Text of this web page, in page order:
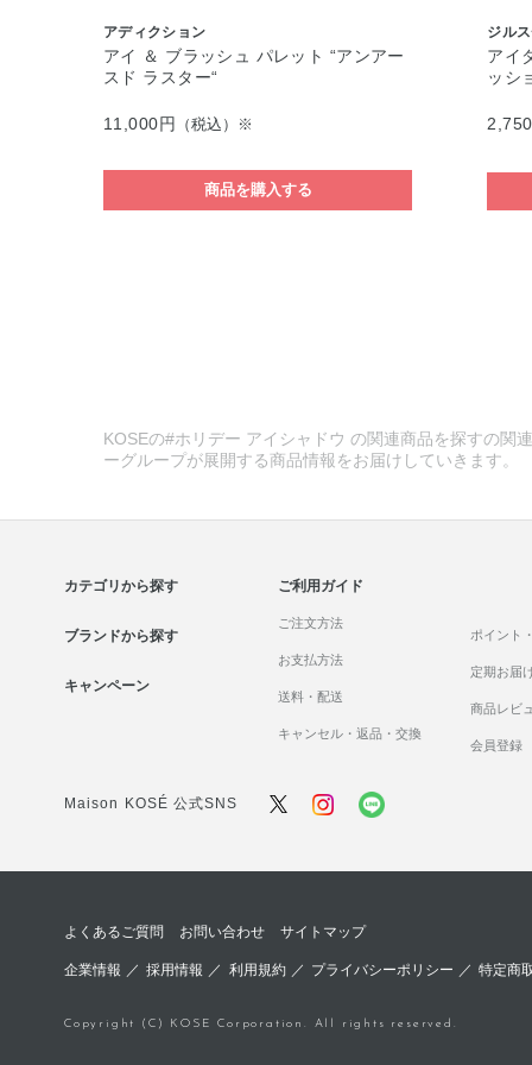
アディクション
アイ ＆ ブラッシュ パレット “アンアー
スド ラスター“
11,000円 （税込）※
商品を購入する
ジル
アイ
ッシ
KOSEの#ホリデー アイシャドウ の関連商品を探すの関
ーグループが展開する商品情報をお届けしていきます。
カテゴリから探す
ブランドから探す
キャンペーン
ご利用ガイド
ご注文方法
お支払方法
送料・配送
キャンセル・返品・交換
ポイント
定期お届
商品レビ
会員登録
Maison KOSÉ 公式SNS
よくあるご質問 お問い合わせ サイトマップ
企業情報 ／採用情報 ／ 利用規約／ プライバシーポリシー ／ 特定商
Copyright (C) KOSE Corporation. All rights reserved.